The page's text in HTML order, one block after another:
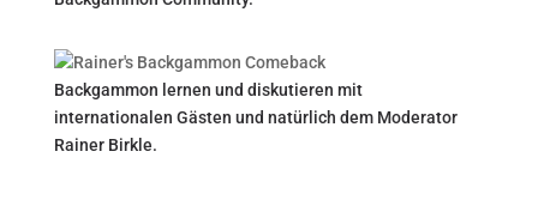
Backgammon lernen und diskutieren mit
internationalen Gästen und natürlich dem Moderator
Rainer Birkle.